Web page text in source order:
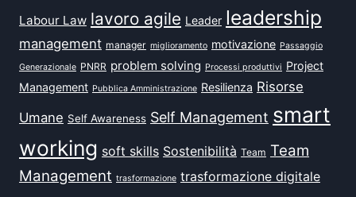
Labour Law lavoro agile Leader leadership
management manager miglioramento motivazione Passaggio
Generazionale PNRR problem solving Processi produttivi Project
Management Pubblica Amministrazione Resilienza Risorse
Umane Self Awareness Self Management smart
working soft skills Sostenibilità Team Team
Management trasformazione trasformazione digitale